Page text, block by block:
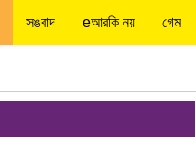
সঙবাদ eআরকি নয় গেম